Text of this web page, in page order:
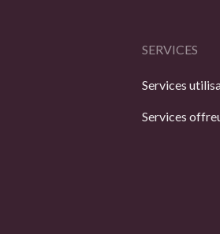
SERVICES
Services
Services